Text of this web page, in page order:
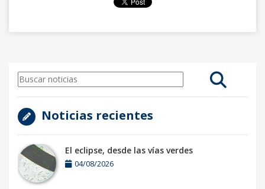
Noticias recientes
El eclipse, desde las vías verdes
04/08/2026